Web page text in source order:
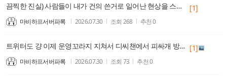
끔찍한 진실) 사람들이 내가 건의 쓴거로 일어난 현상을 스킬추가 밸패 주기나 관리로 착각한다 [1]
마비하프서버파록 2026.07.30 조회 268 추천0
트위터도 걍 이제 운영꼬라지 지쳐서 디씨챈에서 피싸개 방역이라면서 억지 여자 배척 떡밥일으키는거 물지나 않으면 버틴다하네 [1]
마비하프서버파록 2026.07.30 조회 73 추천0